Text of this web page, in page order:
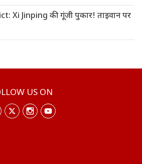
Xi Jinping की गूंजी पुकार! ताइवान पर
US ON